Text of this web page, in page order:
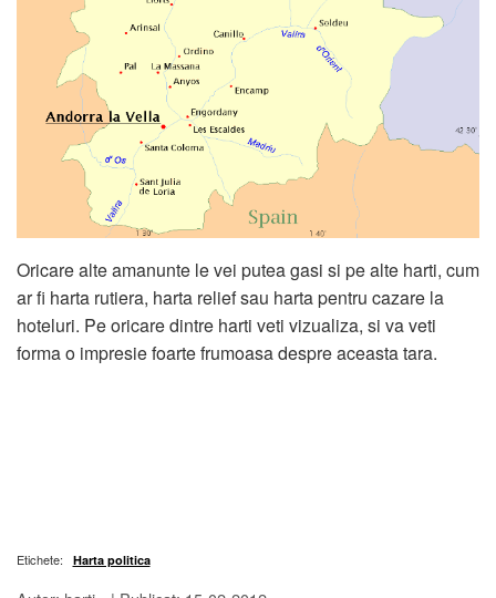
Oricare alte amanunte le vei putea gasi si pe alte harti, cum
ar fi harta rutiera, harta relief sau harta pentru cazare la
hoteluri. Pe oricare dintre harti veti vizualiza, si va veti
forma o impresie foarte frumoasa despre aceasta tara.
Etichete: Harta politica